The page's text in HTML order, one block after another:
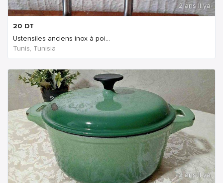
2 ans Il ya
20 DT
Ustensiles anciens inox à poi...
Tunis, Tunisia
2 ans Il ya